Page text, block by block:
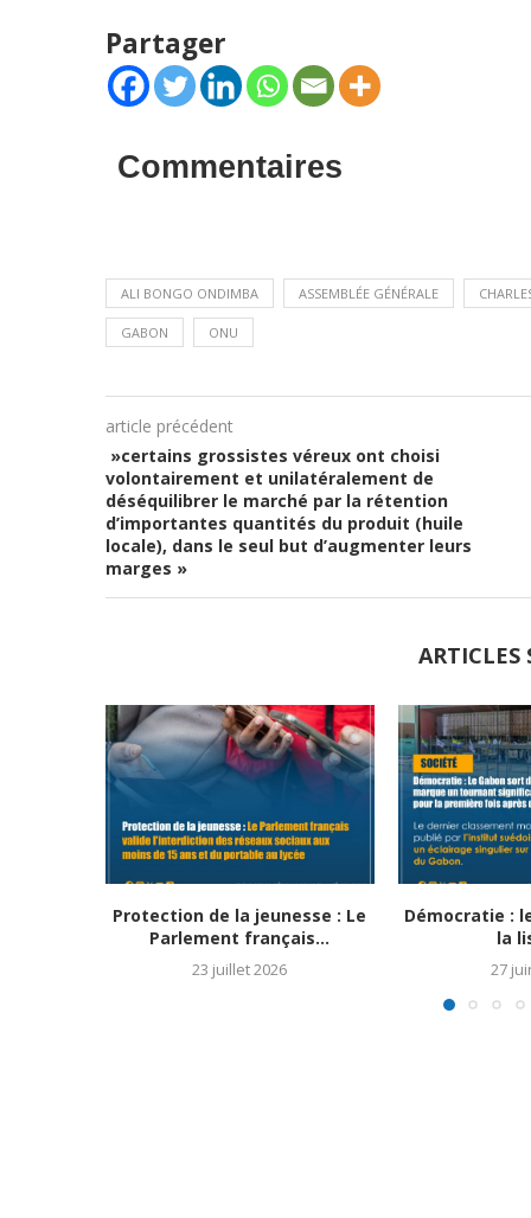
Partager
Commentaires
ALI BONGO ONDIMBA ASSEMBLÉE GÉNÉRALE
GABON ONU
article précédent
»certains grossistes véreux ont choisi
volontairement et unilatéralement de
déséquilibrer le marché par la rétention
d’importantes quantités du produit (huile
locale), dans le seul but d’augmenter leurs
marges »
ARTICLES
Protection de la jeunesse : Le
Parlement français...
23 juillet 2026
Démocratie :
la
27